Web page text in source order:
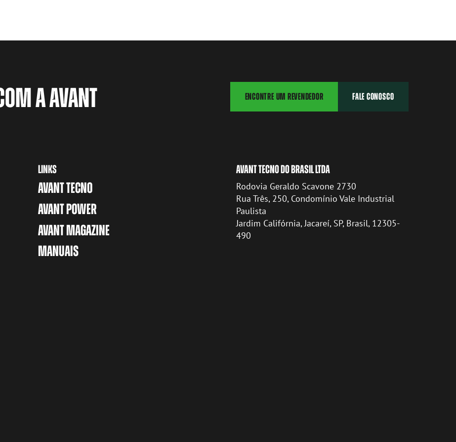
A AVANT ENCONTRE UM REVENDEDOR FALE CONOSCO
LINKS
AVANT TECNO
AVANT POWER
AVANT MAGAZINE
MANUAIS
AVANT TECNO DO BRASIL LTDA
Rodovia Geraldo Scavone 2730
Rua Três, 250, Condomínio Vale Industrial
Paulista
Jardim Califórnia, Jacareí, SP, Brasil, 12305-
490